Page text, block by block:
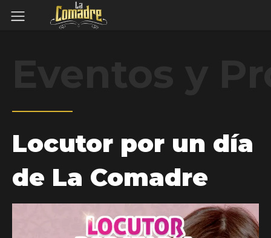
Locutor por un día
de La Comadre